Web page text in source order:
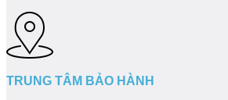
TRUNG TÂM BẢO HÀNH